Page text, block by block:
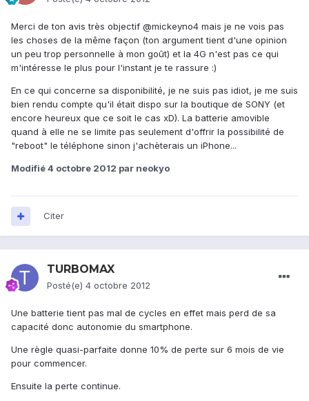
Merci de ton avis très objectif @mickeyno4 mais je ne vois pas
les choses de la même façon (ton argument tient d'une opinion
un peu trop personnelle à mon goût) et la 4G n'est pas ce qui
m'intéresse le plus pour l'instant je te rassure :)
En ce qui concerne sa disponibilité, je ne suis pas idiot, je me suis
bien rendu compte qu'il était dispo sur la boutique de SONY (et
encore heureux que ce soit le cas xD). La batterie amovible
quand à elle ne se limite pas seulement d'offrir la possibilité de
"reboot" le téléphone sinon j'achèterais un iPhone...
Modifié4 octobre 2012 par neokyo
Citer
TURBOMAX
Posté(e) 4 octobre 2012
Une batterie tient pas mal de cycles en effet mais perd de sa
capacité donc autonomie du smartphone.
Une règle quasi-parfaite donne 10% de perte sur 6 mois de vie
pour commencer.
Ensuite la perte continue.